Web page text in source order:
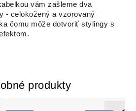
vám zašleme dva
- celokožený a vzorovaný
čomu môže dotvoriť stylingy s
produkty